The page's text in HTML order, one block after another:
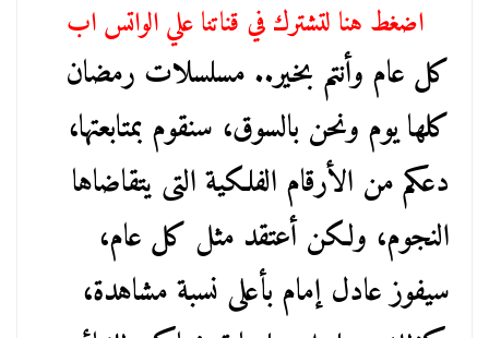
اضغط هنا لتشترك في قناتنا علي الواتس اب
كل عام وأنتم بخير.. مسلسلات رمضان
كلها يوم ونحن بالسوق، سنقوم بمتابعتها،
دعكم من الأرقام الفلكية التى يتقاضاها
النجوم، ولكن أعتقد مثل كل عام،
سيفوز عادل إمام بأعلى نسبة مشاهدة،